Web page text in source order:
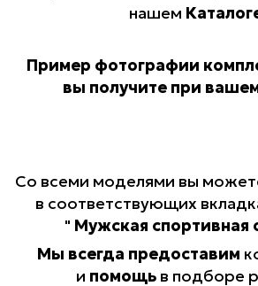
нашем
Пример фотографии
вы получите при
Со всеми моделями вы
в соответствующих
" Мужская
Мы всегда предоставим
и помощьв подборе